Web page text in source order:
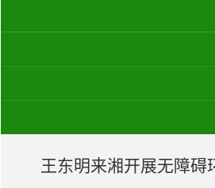
王东明来湘开展无障碍